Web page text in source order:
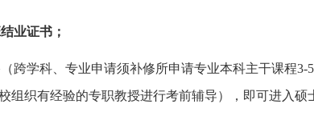
业证书；
跨学科、专业申请须补修所申请专业本科主干课程
织有经验的专职教授进行考前辅导），即可进入硕